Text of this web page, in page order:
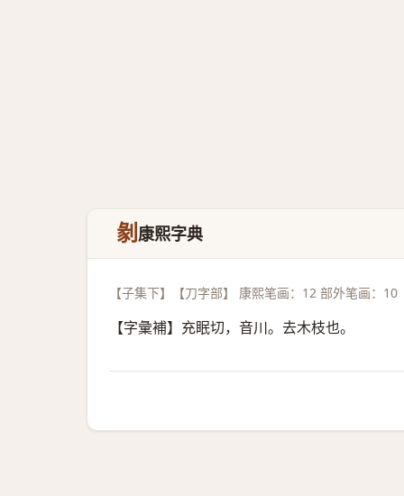
剶 康熙字典
【子集下】【刀字部】 康熙笔画：12 部外笔画：10
【字彙補】充眠切，音川。去木枝也。